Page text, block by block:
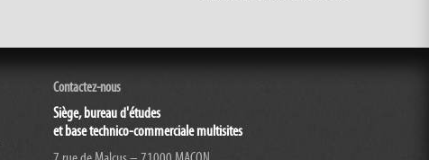
Contactez-nous
Siège, bureau d'études
et base technico-commerciale multisites